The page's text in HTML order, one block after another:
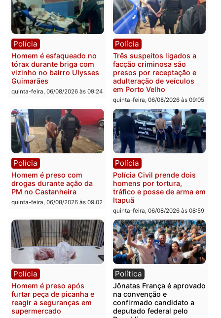
Polícia
Tragédia na BR-364:
colisão entre caminhão e
carro deixa quatro mortos
em Porto Velho
quinta-feira, 06/08/2026 às 20:51
Política
Ministro Dias Tofolli , do
TSE, determina
e processamento da
que pode levar à perda
mandato da prefeita de
Pimenta Bueno
quinta-feira, 06/08/2026 às
Polícia
Policiais militares
recuperam moto furtada e
prendem trio na zona
Leste
quinta-feira, 06/08/2026 às 09:28
Polícia
Jovem é encontrado
na Rua dos Cravos e
é investigado pela
em RO
quinta-feira, 06/08/2026 às
Polícia
Homem é esfaqueado no
tórax durante briga com
Polícia
Três suspeitos ligados a
facção criminosa são